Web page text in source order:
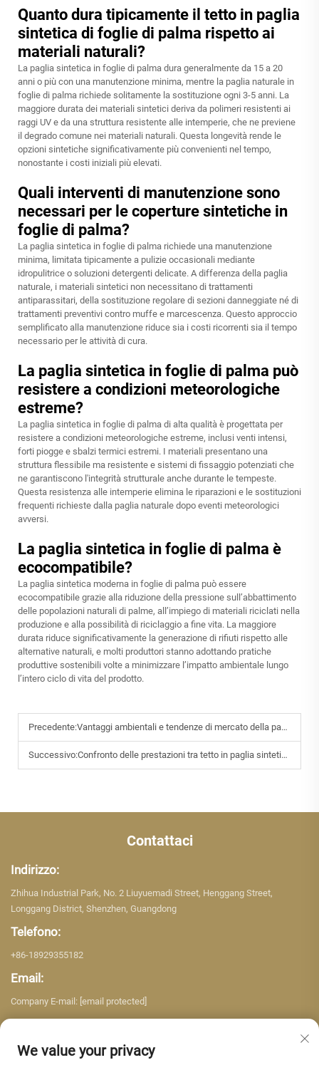
Quanto dura tipicamente il tetto in paglia
sintetica di foglie di palma rispetto ai
materiali naturali?
La paglia sintetica in foglie di palma dura generalmente da 15 a 20
anni o più con una manutenzione minima, mentre la paglia naturale in
foglie di palma richiede solitamente la sostituzione ogni 3-5 anni. La
maggiore durata dei materiali sintetici deriva da polimeri resistenti ai
raggi UV e da una struttura resistente alle intemperie, che ne previene
il degrado comune nei materiali naturali. Questa longevità rende le
opzioni sintetiche significativamente più convenienti nel tempo,
nonostante i costi iniziali più elevati.
Quali interventi di manutenzione sono
necessari per le coperture sintetiche in
foglie di palma?
La paglia sintetica in foglie di palma richiede una manutenzione
minima, limitata tipicamente a pulizie occasionali mediante
idropulitrice o soluzioni detergenti delicate. A differenza della paglia
naturale, i materiali sintetici non necessitano di trattamenti
antiparassitari, della sostituzione regolare di sezioni danneggiate né di
trattamenti preventivi contro muffe e marcescenza. Questo approccio
semplificato alla manutenzione riduce sia i costi ricorrenti sia il tempo
necessario per le attività di cura.
La paglia sintetica in foglie di palma può
resistere a condizioni meteorologiche
estreme?
La paglia sintetica in foglie di palma di alta qualità è progettata per
resistere a condizioni meteorologiche estreme, inclusi venti intensi,
forti piogge e sbalzi termici estremi. I materiali presentano una
struttura flessibile ma resistente e sistemi di fissaggio potenziati che
ne garantiscono l'integrità strutturale anche durante le tempeste.
Questa resistenza alle intemperie elimina le riparazioni e le sostituzioni
frequenti richieste dalla paglia naturale dopo eventi meteorologici
avversi.
La paglia sintetica in foglie di palma è
ecocompatibile?
La paglia sintetica moderna in foglie di palma può essere
ecocompatibile grazie alla riduzione della pressione sull’abbattimento
delle popolazioni naturali di palme, all’impiego di materiali riciclati nella
produzione e alla possibilità di riciclaggio a fine vita. La maggiore
durata riduce significativamente la generazione di rifiuti rispetto alle
alternative naturali, e molti produttori stanno adottando pratiche
produttive sostenibili volte a minimizzare l’impatto ambientale lungo
l’intero ciclo di vita del prodotto.
Precedente:Vantaggi ambientali e tendenze di mercato della paglia sintetica in foglie di palma
Successivo:Confronto delle prestazioni tra tetto in paglia sintetica e tetto in paglia tradizionale
Contattaci
Indirizzo:
Zhihua Industrial Park, No. 2 Liuyuemadi Street, Henggang Street,
Longgang District, Shenzhen, Guangdong
Telefono:
+86-18929355182
Email:
Company E-mail: [email protected]
We value your privacy